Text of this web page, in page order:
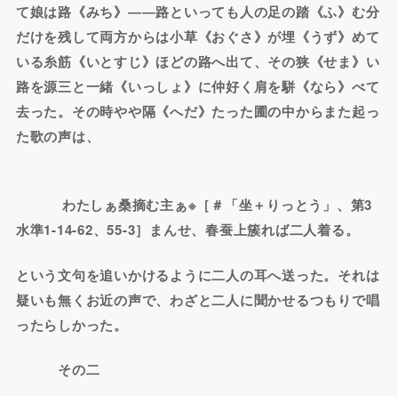
て娘は路《みち》――路といっても人の足の踏《ふ》む分
だけを残して両方からは小草《おぐさ》が埋《うず》めて
いる糸筋《いとすじ》ほどの路へ出て、その狭《せま》い
路を源三と一緒《いっしょ》に仲好く肩を駢《なら》べて
去った。その時やや隔《へだ》たった圃の中からまた起っ
た歌の声は、
わたしぁ桑摘む主ぁ※［＃「坐＋りっとう」、第3
水準1-14-62、55-3］まんせ、春蚕上簇れば二人着る。
という文句を追いかけるように二人の耳へ送った。それは
疑いも無くお近の声で、わざと二人に聞かせるつもりで唱
ったらしかった。
その二